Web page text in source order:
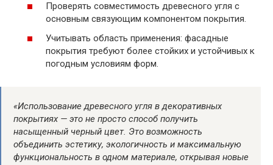
Проверять совместимость древесного угля с
основным связующим компонентом покрытия.
Учитывать область применения: фасадные
покрытия требуют более стойких и устойчивых к
погодным условиям форм.
«Использование древесного угля в декоративных
покрытиях — это не просто способ получить
насыщенный черный цвет. Это возможность
объединить эстетику, экологичность и максимальную
функциональность в одном материале, открывая новые